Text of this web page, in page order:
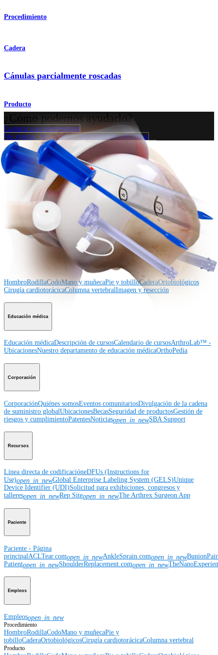
Procedimiento
Cadera
Cánulas parcialmente roscadas
Producto
¿Cómo podemos ayudarlo?
Contacte a un representante
Ver eventos, laboratorios y oportunidades educativas
Regístrese para recibir: ¿Qué hay de nuevo en Arthrex?
Conéctese con nosotros
Procedimiento
Rodilla Codo Mano y muñecaPie y
tobilloCaderaOrtobiológicos Cirugía cardiotorácica Columna vertebral
HombroRodillaCodoMano y muñecaPie y tobilloCaderaOrtobiológicos
Cirugía cardiotorácicaColumna vertebralImagen y resección
Educación médica
Educación médicaDescripción de cursosCalendario de cursosArthroLab™ -
UbicacionesNuestro departamento de educación médicaOrthoPedia
Corporación
CorporaciónQuiénes somosEventos comunitariosDivulgación de la cadena
de suministro globalUbicacionesBecasSeguridad de productosGestión de
riesgos y cumplimientoPatentesNoticiasopen_in_newSBA Support
Recursos
Línea directa de codificacióneDFUs (Instructions for
Use)open_in_newGlobal Enterprise Labeling System (GELS)Unique
Device Identifier (UDI)Solicitud para exhibiciones, congresos y
talleresopen_in_newRep Siteopen_in_newThe Arthrex Surgeon App
Paciente
Paciente - Página
principal ACLTear.comopen_in_newAnkleSprain.comopen_in_new
Patientopen_in_newShoulderReplacement.comopen_in_new
Empleos
Empleosopen_in_new
Procedimiento
HombroRodillaCodoMano y muñecaPie y
tobilloCaderaOrtobiológicosCirugía cardiotorácicaColumna vertebral
Producto